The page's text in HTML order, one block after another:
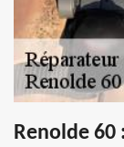
Renolde 60